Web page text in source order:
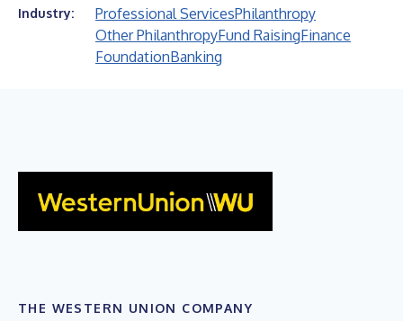
Industry: Professional ServicesPhilanthropy
Other PhilanthropyFund RaisingFinance
FoundationBanking
THE WESTERN UNION COMPANY